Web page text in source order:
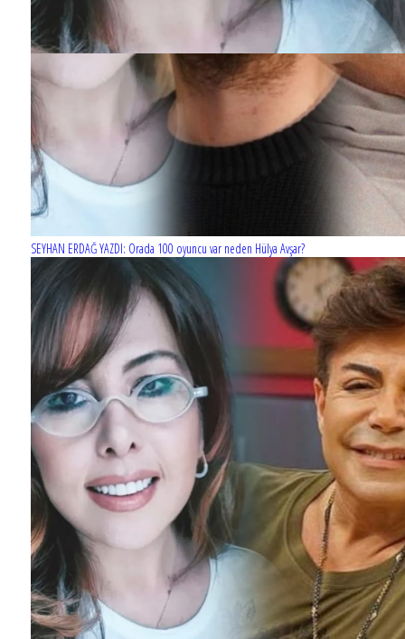
SEYHAN ERDAĞ YAZDI: Orada 100 oyuncu var neden Hülya Avşar?